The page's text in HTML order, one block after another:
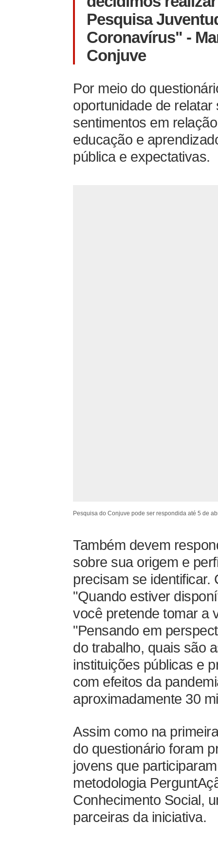
Pesquisa
Coronavírus" -
Conjuve
Por meio do
oportunidade de
sentimentos em
educação e
pública e expectativas.
Pesquisa do Conjuve pode ser respondida até 5 de
Também devem
sobre sua origem e
precisam se identificar.
"Quando estiver
você pretende tomar a
"Pensando em
do trabalho, quais são
instituições públicas e
com efeitos da
aproximadamente 30
Assim como na
do questionário foram
jovens que
metodologia
Conhecimento Social,
parceiras da iniciativa.